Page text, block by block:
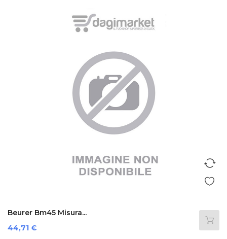
Beurer Bm45 Misura...
Prezzo
44,71 €